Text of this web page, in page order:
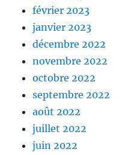
février 2023
janvier 2023
décembre 2022
novembre 2022
octobre 2022
septembre 2022
août 2022
juillet 2022
juin 2022